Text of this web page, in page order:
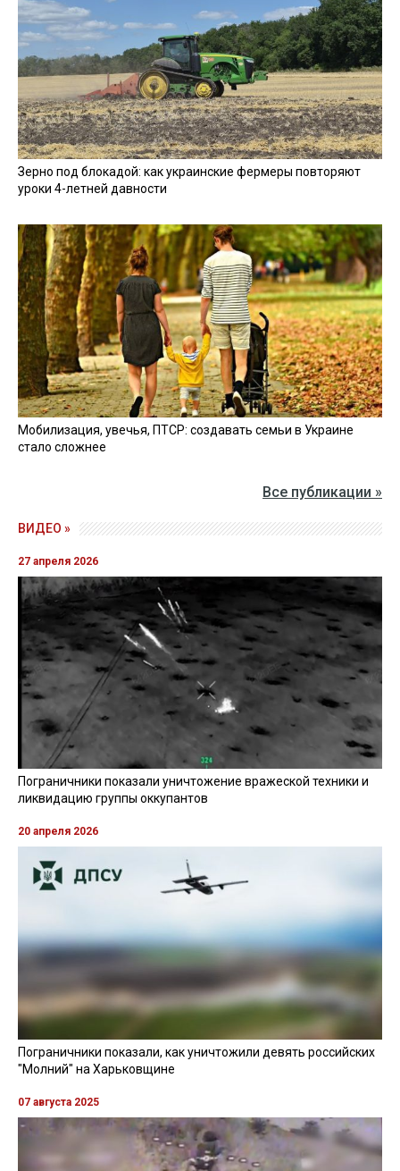
Зерно под блокадой: как украинские фермеры повторяют
уроки 4-летней давности
Мобилизация, увечья, ПТСР: создавать семьи в Украине
стало сложнее
Все публикации »
ВИДЕО »
27 апреля 2026
Пограничники показали уничтожение вражеской техники и
ликвидацию группы оккупантов
20 апреля 2026
Пограничники показали, как уничтожили девять российских
"Молний" на Харьковщине
07 августа 2025